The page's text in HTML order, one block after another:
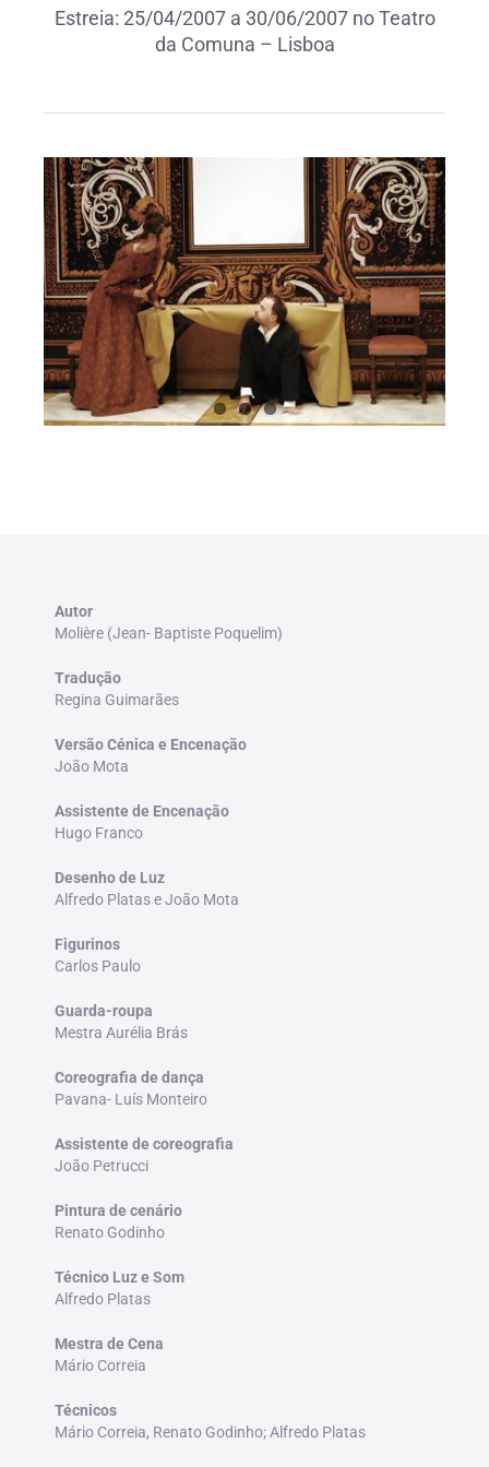
Estreia: 25/04/2007 a 30/06/2007 no Teatro
da Comuna – Lisboa
Autor
Molière (Jean- Baptiste Poquelim)
Tradução
Regina Guimarães
Versão Cénica e Encenação
João Mota
Assistente de Encenação
Hugo Franco
Desenho de Luz
Alfredo Platas e João Mota
Figurinos
Carlos Paulo
Guarda-roupa
Mestra Aurélia Brás
Coreografia de dança
Pavana- Luís Monteiro
Assistente de coreografia
João Petrucci
Pintura de cenário
Renato Godinho
Técnico Luz e Som
Alfredo Platas
Mestra de Cena
Mário Correia
Técnicos
Mário Correia, Renato Godinho; Alfredo Platas